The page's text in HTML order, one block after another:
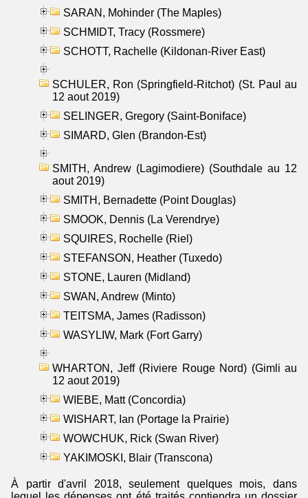
SARAN, Mohinder (The Maples)
SCHMIDT, Tracy (Rossmere)
SCHOTT, Rachelle (Kildonan-River East)
SCHULER, Ron (Springfield-Ritchot) (St. Paul au
12 aout 2019)
SELINGER, Gregory (Saint-Boniface)
SIMARD, Glen (Brandon-Est)
SMITH, Andrew (Lagimodiere) (Southdale au 12
aout 2019)
SMITH, Bernadette (Point Douglas)
SMOOK, Dennis (La Verendrye)
SQUIRES, Rochelle (Riel)
STEFANSON, Heather (Tuxedo)
STONE, Lauren (Midland)
SWAN, Andrew (Minto)
TEITSMA, James (Radisson)
WASYLIW, Mark (Fort Garry)
WHARTON, Jeff (Riviere Rouge Nord) (Gimli au
12 aout 2019)
WIEBE, Matt (Concordia)
WISHART, Ian (Portage la Prairie)
WOWCHUK, Rick (Swan River)
YAKIMOSKI, Blair (Transcona)
À partir d'avril 2018, seulement quelques mois, dans